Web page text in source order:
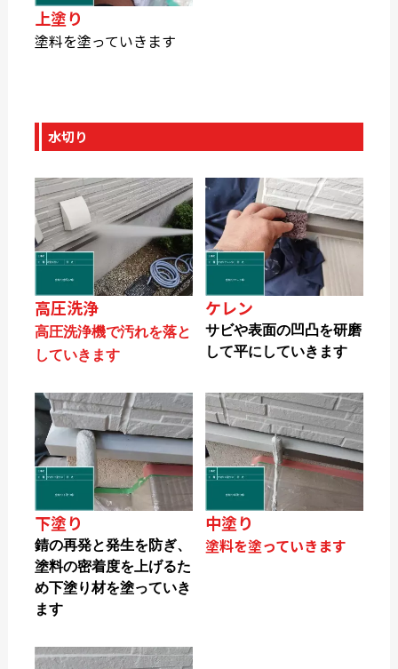
上塗り
塗料を塗っていきます
水切り
高圧洗浄
高圧洗浄機で汚れを落と
していきます
ケレン
サビや表面の凹凸を研磨
して平にしていきます
下塗り
錆の再発と発生を防ぎ、
塗料の密着度を上げるた
め下塗り材を塗っていき
ます
中塗り
塗料を塗っていきます